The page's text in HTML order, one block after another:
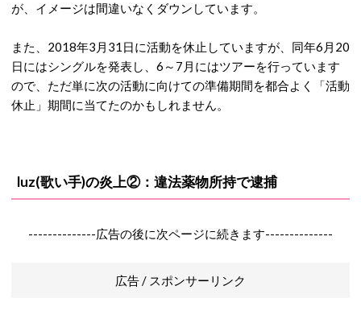
が、イメージは間違いなくダウンしています。
また、2018年3月31日に活動を休止していますが、同年6月20
日にはシングルを発表し、6～7月にはツアーを行っています
ので、ただ単に次の活動に向けての準備期間を都合よく「活動
休止」期間に当てたのかもしれません。
luz(歌い手)の炎上②：違法薬物所持で逮捕
--------------広告の後に次ページに続きます--------------
広告 / スポンサーリンク